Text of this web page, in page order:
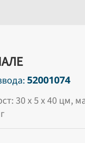
52001074
30 х 5 х 40 цм,